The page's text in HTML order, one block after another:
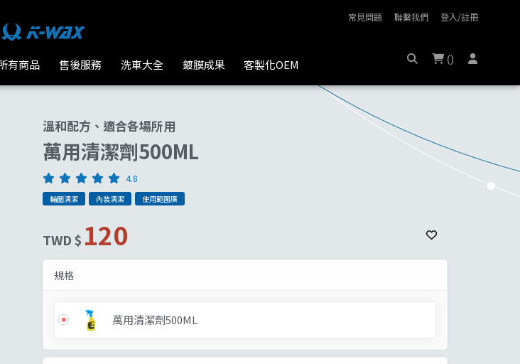
常見問題 聯繫我們 登入/註冊
()
有商品 售後服務 洗車大全 鍍膜成果 客製化OEM
溫和配方、適合各場所用
萬用清潔劑500ML
4.8
輪圈清潔 內裝清潔 使用範圍廣
TWD $ 120
規格
萬用清潔劑500ML
元)
元)